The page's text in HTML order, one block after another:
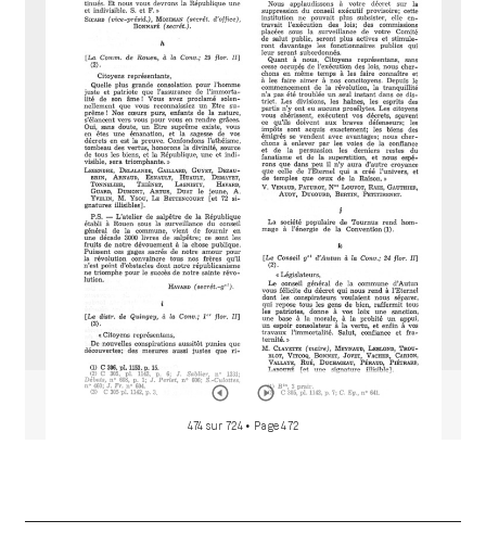
474 sur 724 • Page 472